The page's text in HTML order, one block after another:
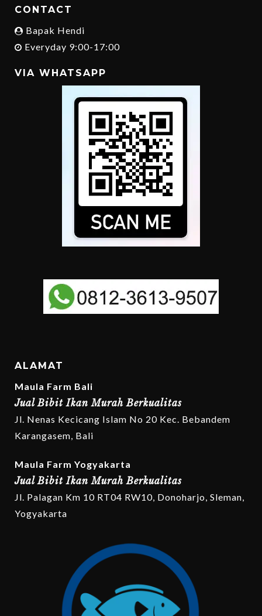
CONTACT
Bapak Hendi
Everyday 9:00-17:00
VIA WHATSAPP
ALAMAT
Maula Farm Bali
Jual Bibit Ikan Murah Berkualitas
Jl. Nenas Kecicang Islam No 20 Kec. Bebandem
Karangasem, Bali
Maula Farm Yogyakarta
Jual Bibit Ikan Murah Berkualitas
Jl. Palagan Km 10 RT04 RW10, Donoharjo, Sleman,
Yogyakarta